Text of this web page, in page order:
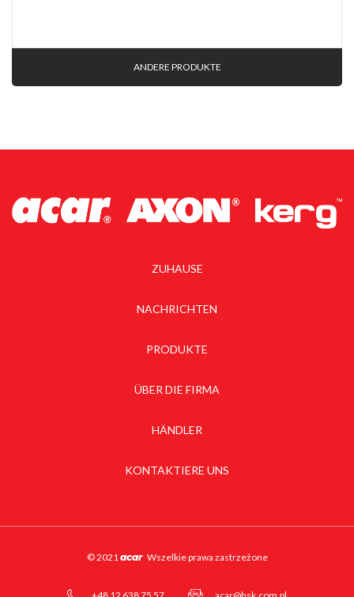
ANDERE PRODUKTE
ZUHAUSE
NACHRICHTEN
PRODUKTE
ÜBER DIE FIRMA
HÄNDLER
KONTAKTIERE UNS
© 2021acarWszelkie prawa zastrzeżone